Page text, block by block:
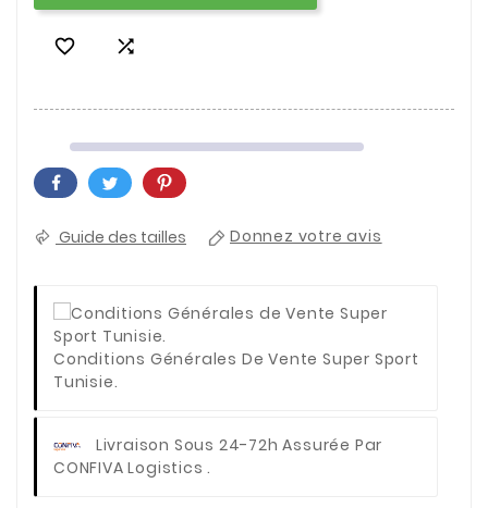
 
Guide des tailles Donnez votre avis
Conditions Générales De Vente Super Sport
Tunisie.
Livraison Sous 24-72h Assurée Par
CONFIVA Logistics .